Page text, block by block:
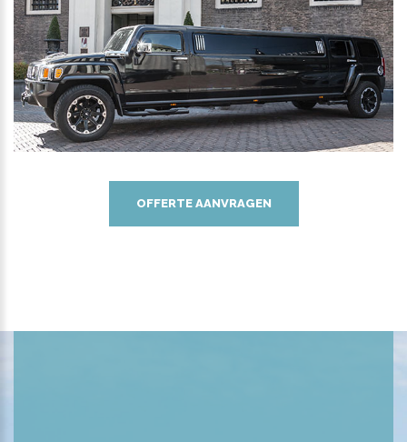
OFFERTE AANVRAGEN